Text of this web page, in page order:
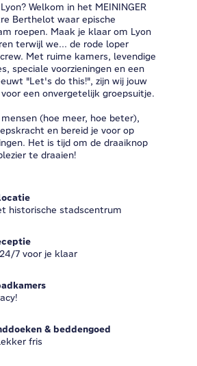
Welkom in het MEININGER
Berthelot waar epische
roepen. Maak je klaar om Lyon
terwijl we... de rode loper
Met ruime kamers, levendige
speciale voorzieningen en een
"Let's do this!", zijn wij jouw
een onvergetelijk groepsuitje.
(hoe meer, hoe beter),
en bereid je voor op
Het is tijd om de draaiknop
te draaien!
historische stadscentrum
7 voor je klaar
& beddengoed
fris